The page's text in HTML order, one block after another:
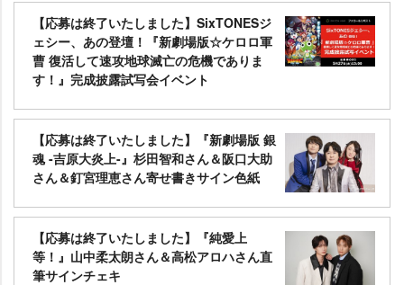
【応募は終了いたしました】SixTONESジ
ェシー、あの登壇！『新劇場版☆ケロロ軍
曹 復活して速攻地球滅亡の危機でありま
す！』完成披露試写会イベント
【応募は終了いたしました】『新劇場版 銀
魂 -吉原大炎上-』杉田智和さん＆阪口大助
さん＆釘宮理恵さん寄せ書きサイン色紙
【応募は終了いたしました】『純愛上
等！』山中柔太朗さん＆高松アロハさん直
筆サインチェキ